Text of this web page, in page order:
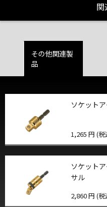
関
その他関連製
品
ソケット
1,265 円 (税
ソケット
サル
2,860 円 (